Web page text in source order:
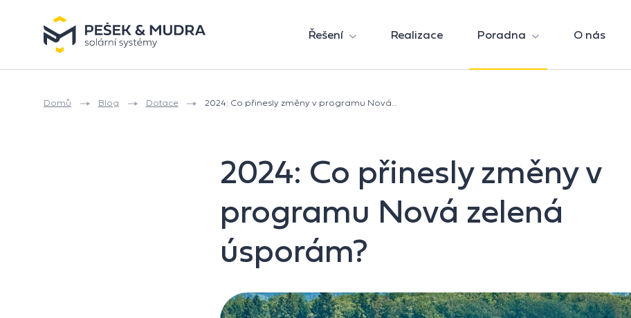
Řešení Realizace Poradna O nás
Domů Blog Dotace 2024: Co přinesly změny v programu Nová…
2024: Co přinesly změny v
programu Nová zelená
úsporám?